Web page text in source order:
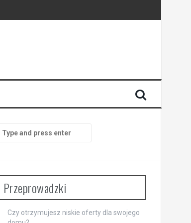
Search
for:
Przeprowadzki
Czy otrzymujesz niskie oferty dla swojego